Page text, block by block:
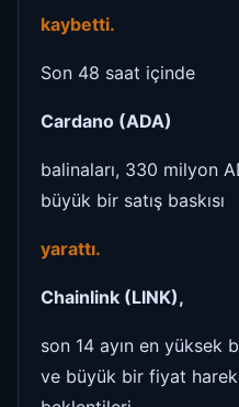
kaybetti.
Son 48 saat içinde
Cardano (ADA)
balinaları, 330 milyon
büyük bir satış baskısı
yarattı.
Chainlink (LINK),
son 14 ayın en yüksek
ve büyük bir fiyat